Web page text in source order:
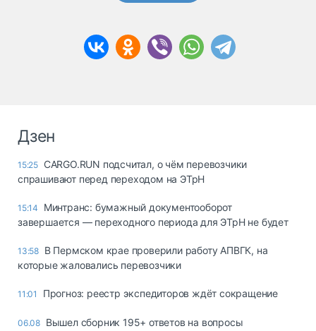
Дзен
15:25 CARGO.RUN подсчитал, о чём перевозчики
спрашивают перед переходом на ЭТрН
15:14
Минтранс: бумажный документооборот
завершается — переходного периода для ЭТрН не будет
13:58 В Пермском крае проверили работу АПВГК, на
которые жаловались перевозчики
11:01 Прогноз: реестр экспедиторов ждёт сокращение
06.08 Вышел сборник 195+ ответов на вопросы